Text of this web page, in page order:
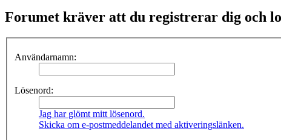
Forumet kräver att du registrerar dig och
Användarnamn:
Lösenord:
Jag har glömt mitt lösenord.
Skicka om e-postmeddelandet med aktiveringslänken.